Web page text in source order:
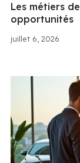
juillet 6, 2026
Les métiers
opportunités